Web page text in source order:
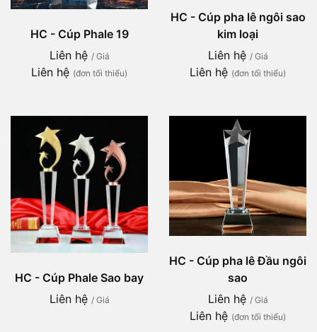
HC - Cúp Phale 19
Liên hệ / Giá
Liên hệ (đơn tối thiểu)
HC - Cúp pha lê ngôi sao
kim loại
Liên hệ / Giá
Liên hệ (đơn tối thiểu)
HC - Cúp Phale Sao bay
Liên hệ / Giá
HC - Cúp pha lê Đầu ngôi
sao
Liên hệ / Giá
Liên hệ (đơn tối thiểu)